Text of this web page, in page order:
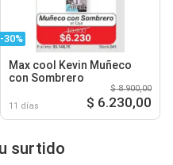
-30%
Max cool Kevin Muñeco
con Sombrero
11 días
$ 8.900,00
$ 6.230,00
surtido